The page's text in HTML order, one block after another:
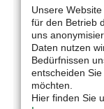
Unsere
für den Betrieb
uns
Daten nutzen
Bedürfnissen
entscheiden
möchten.
Hier finden Sie